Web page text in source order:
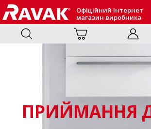
Офіційний інтернет
магазин виробника
ПРИЙМАННЯ